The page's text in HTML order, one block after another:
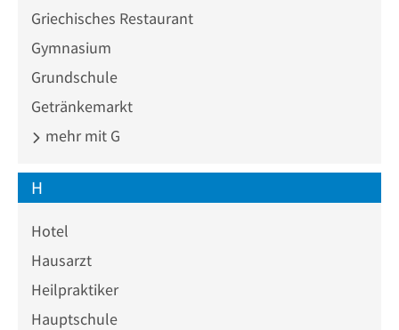
Griechisches Restaurant
Gymnasium
Grundschule
Getränkemarkt
mehr mit G
H
Hotel
Hausarzt
Heilpraktiker
Hauptschule